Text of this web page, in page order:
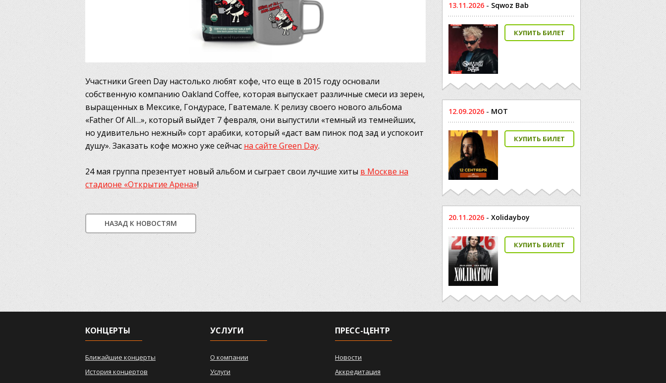
Участники Green Day настолько любят кофе, что еще в 2015 году основали
собственную компанию Oakland Coffee, которая выпускает различные смеси из зерен,
выращенных в Мексике, Гондурасе, Гватемале. К релизу своего нового альбома
«Father Of All…», который выйдет 7 февраля, они выпустили «темный из темнейших,
но удивительно нежный» сорт арабики, который «даст вам пинок под зад и успокоит
душу». Заказать кофе можно уже сейчас на сайте Green Day.
24 мая группа презентует новый альбом и сыграет свои лучшие хиты в Москве на
стадионе «Открытие Арена»!
НАЗАД К НОВОСТЯМ
13.11.2026 - Sqwoz Bab
КУПИТЬ БИЛЕТ
12.09.2026 - МОТ
КУПИТЬ БИЛЕТ
20.11.2026 - Xolidayboy
КУПИТЬ БИЛЕТ
КОНЦЕРТЫ
Ближайшие концерты
История концертов
УСЛУГИ
О компании
Услуги
ПРЕСС-ЦЕНТР
Новости
Аккредитация